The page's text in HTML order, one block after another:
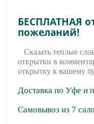
БЕСПЛАТНАЯ
пожеланий!
Сказать теплые
открытки в
открытку к вашему
Доставка по Уфе и
Самовывоз из 7